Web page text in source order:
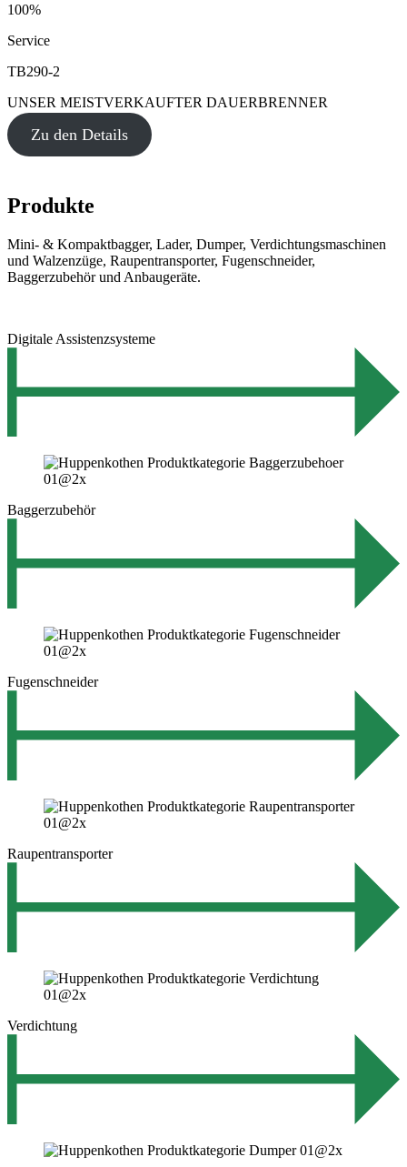
100%
Service
TB290-2
UNSER MEISTVERKAUFTER DAUERBRENNER
Zu den Details
Produkte
Mini- & Kompaktbagger, Lader, Dumper, Verdichtungsmaschinen
und Walzenzüge, Raupentransporter, Fugenschneider,
Baggerzubehör und Anbaugeräte.
Digitale Assistenzsysteme
Baggerzubehör
Fugenschneider
Raupentransporter
Verdichtung